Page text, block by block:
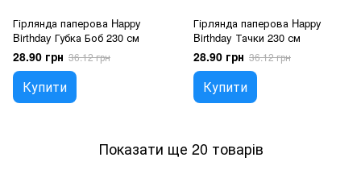
Гірлянда паперова Happy
Birthday Губка Боб 230 см
28.90 грн 36.12 грн
Купити
Гірлянда паперова Happy
Birthday Тачки 230 см
28.90 грн 36.12 грн
Купити
Показати ще 20 товарів